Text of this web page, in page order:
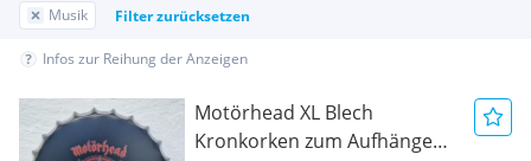
Musik Filter zurücksetzen
Infos zur Reihung der Anzeigen
Motörhead XL Blech
Kronkorken zum Aufhängen,